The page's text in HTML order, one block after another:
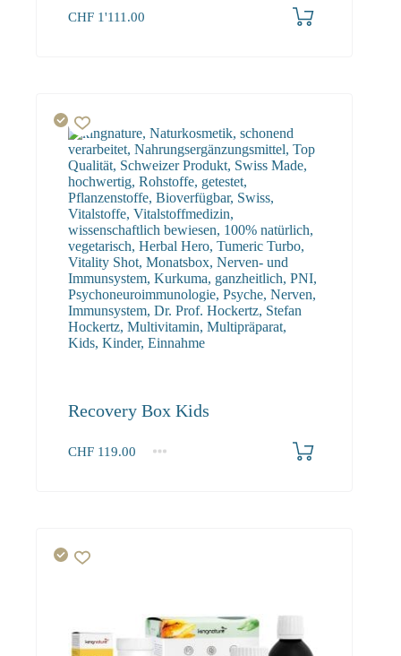
CHF 1'111.00
Recovery Box Kids
CHF 119.00
1 2-3